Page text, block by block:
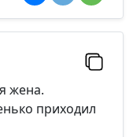
жена.
приходил